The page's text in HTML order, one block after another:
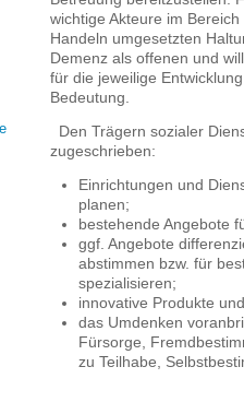
wichtige Akteure im
Handeln umgesetzten
Demenz als offenen und
für die jeweilige
Bedeutung.
Den Trägern sozialer
zugeschrieben:
Einrichtungen und
planen;
bestehende Angebote
ggf. Angebote
abstimmen bzw. für
spezialisieren;
innovative Produkte
das Umdenken
Fürsorge,
zu Teilhabe,